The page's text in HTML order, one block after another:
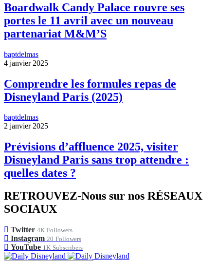
Boardwalk Candy Palace rouvre ses
portes le 11 avril avec un nouveau
partenariat M&M’S
baptdelmas
4 janvier 2025
Comprendre les formules repas de
Disneyland Paris (2025)
baptdelmas
2 janvier 2025
Prévisions d’affluence 2025, visiter
Disneyland Paris sans trop attendre :
quelles dates ?
RETROUVEZ-Nous sur nos RÉSEAUX
SOCIAUX
Twitter 4K Followers
Instagram 20 Followers
YouTube 1K Subscribers